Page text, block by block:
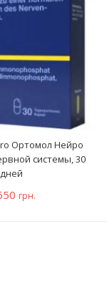
Ортомол Нейро
системы, 30
дней
грн.